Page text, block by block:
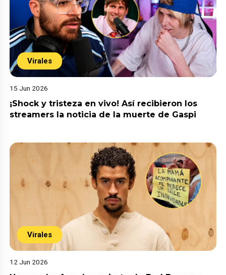
Virales
15 Jun 2026
¡Shock y tristeza en vivo! Así recibieron los
streamers la noticia de la muerte de Gaspi
Virales
12 Jun 2026